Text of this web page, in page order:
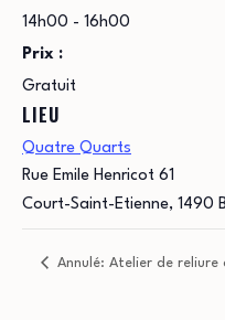
14h00 - 16h00
Prix :
Gratuit
LIEU
Quatre Quarts
Rue Emile Henricot 61
Court-Saint-Etienne, 1490
Annulé: Atelier de reliure